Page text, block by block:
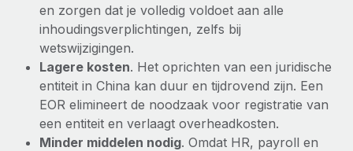
en zorgen dat je volledig voldoet aan alle
inhoudingsverplichtingen, zelfs bij
wetswijzigingen.
Lagere kosten. Het oprichten van een juridische
entiteit in China kan duur en tijdrovend zijn. Een
EOR elimineert de noodzaak voor registratie van
een entiteit en verlaagt overheadkosten.
Minder middelen nodig. Omdat HR, payroll en